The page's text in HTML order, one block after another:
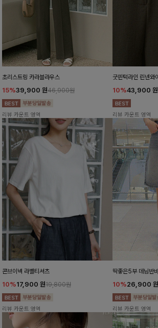
초리스트링 카라블라우스
15%39,900 원46,900원
리뷰 카운트 영역
굿핀턱라인 린넨와
10%43,900 원
리뷰 카운트 영역
콘브이넥 라벨티셔츠
10%17,900 원19,800원
리뷰 카운트 영역
딱좋은5부 데님반
10%26,900 원
리뷰 카운트 영역